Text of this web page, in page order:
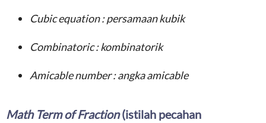
Cubic equation: persamaan kubik
Combinatoric: kombinatorik
Amicable number: angka amicable
Math Term of Fraction(istilah pecahan